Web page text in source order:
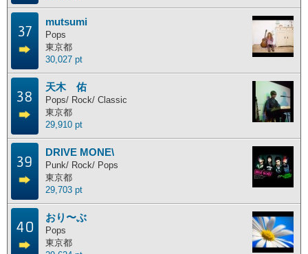
37
mutsumi
Pops
東京都
30,027 pt
38
天木 佑
Pops/ Rock/ Classic
東京都
29,910 pt
39
DRIVE MONE\
Punk/ Rock/ Pops
東京都
29,703 pt
40
おり〜ぶ
Pops
東京都